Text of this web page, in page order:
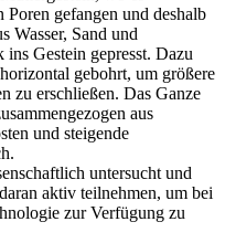
Poren gefangen und deshalb
Wasser, Sand und
Gestein gepresst. Dazu
gebohrt, um größere
zu erschließen. Das Ganze
aus
und steigende
untersucht und
aktiv teilnehmen, um bei
zur Verfügung zu